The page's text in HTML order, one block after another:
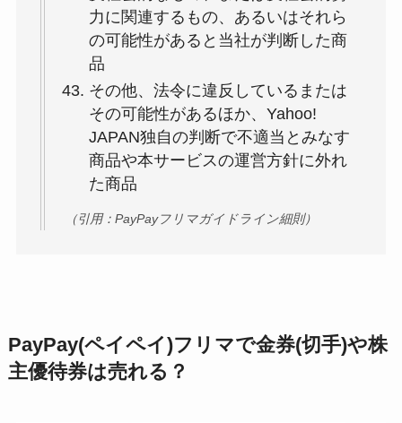
力に関連するもの、あるいはそれら
の可能性があると当社が判断した商
品
その他、法令に違反しているまたは
その可能性があるほか、Yahoo!
JAPAN独自の判断で不適当とみなす
商品や本サービスの運営方針に外れ
た商品
（引用：PayPayフリマガイドライン細則）
PayPay(ペイペイ)フリマで金券(切手)や株
主優待券は売れる？